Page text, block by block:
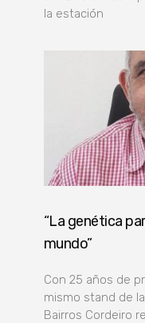
la estación
“La genética
mundo”
Con 25 años de
mismo stand de
Bairros Cordeiro